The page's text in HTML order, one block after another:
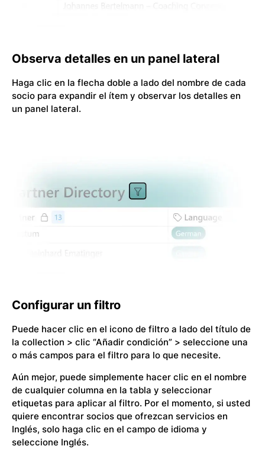
Observa detalles en un panel lateral
Haga clic en la flecha doble a lado del nombre de cada
socio para expandir el ítem y observar los detalles en
un panel lateral.
Configurar un filtro
Puede hacer clic en el icono de filtro a lado del título de
la collection > clic “Añadir condición” > seleccione una
o más campos para el filtro para lo que necesite.
Aún mejor, puede simplemente hacer clic en el nombre
de cualquier columna en la tabla y seleccionar
etiquetas para aplicar al filtro. Por el momento, si usted
quiere encontrar socios que ofrezcan servicios en
Inglés, solo haga clic en el campo de idioma y
seleccione Inglés.